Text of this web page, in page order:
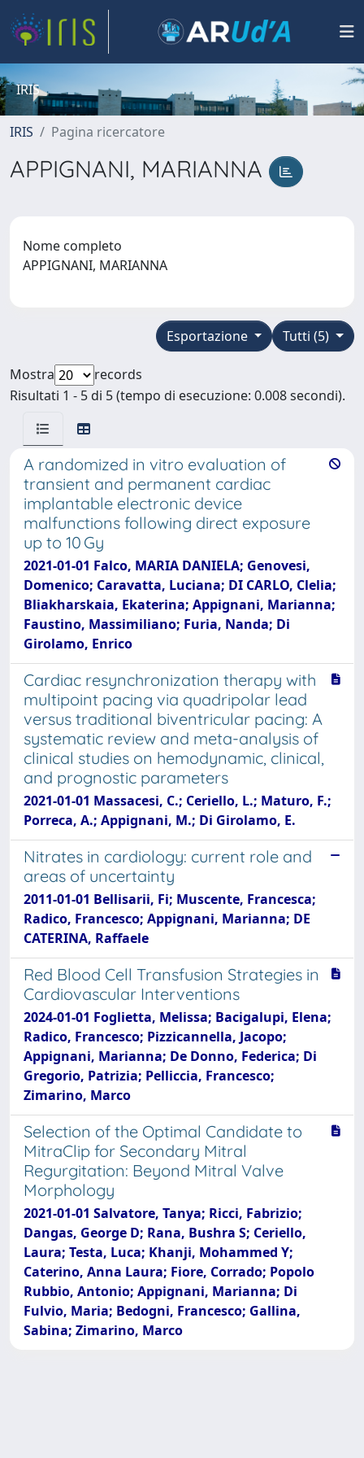
IRIS
IRIS Pagina ricercatore
APPIGNANI, MARIANNA
Nome completo
APPIGNANI, MARIANNA
Tutti (5)
Esportazione
Mostra
records
Risultati 1 - 5 di 5 (tempo di esecuzione: 0.008 secondi).
A randomized in vitro evaluation of
transient and permanent cardiac
implantable electronic device
malfunctions following direct exposure
up to 10 Gy
2021-01-01 Falco, MARIA DANIELA; Genovesi,
Domenico; Caravatta, Luciana; DI CARLO, Clelia;
Bliakharskaia, Ekaterina; Appignani, Marianna;
Faustino, Massimiliano; Furia, Nanda; Di
Girolamo, Enrico
Cardiac resynchronization therapy with
multipoint pacing via quadripolar lead
versus traditional biventricular pacing: A
systematic review and meta-analysis of
clinical studies on hemodynamic, clinical,
and prognostic parameters
2021-01-01 Massacesi, C.; Ceriello, L.; Maturo, F.;
Porreca, A.; Appignani, M.; Di Girolamo, E.
Nitrates in cardiology: current role and
areas of uncertainty
2011-01-01 Bellisarii, Fi; Muscente, Francesca;
Radico, Francesco; Appignani, Marianna; DE
CATERINA, Raffaele
Red Blood Cell Transfusion Strategies in
Cardiovascular Interventions
2024-01-01 Foglietta, Melissa; Bacigalupi, Elena;
Radico, Francesco; Pizzicannella, Jacopo;
Appignani, Marianna; De Donno, Federica; Di
Gregorio, Patrizia; Pelliccia, Francesco;
Zimarino, Marco
Selection of the Optimal Candidate to
MitraClip for Secondary Mitral
Regurgitation: Beyond Mitral Valve
Morphology
2021-01-01 Salvatore, Tanya; Ricci, Fabrizio;
Dangas, George D; Rana, Bushra S; Ceriello,
Laura; Testa, Luca; Khanji, Mohammed Y;
Caterino, Anna Laura; Fiore, Corrado; Popolo
Rubbio, Antonio; Appignani, Marianna; Di
Fulvio, Maria; Bedogni, Francesco; Gallina,
Sabina; Zimarino, Marco